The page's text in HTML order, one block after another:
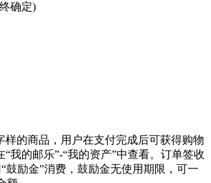
确定)
样的商品，用户在支付完成后可获得购物
“我的邮乐”-“我的资产”中查看。订单签收
鼓励金”消费，鼓励金无使用期限，可一